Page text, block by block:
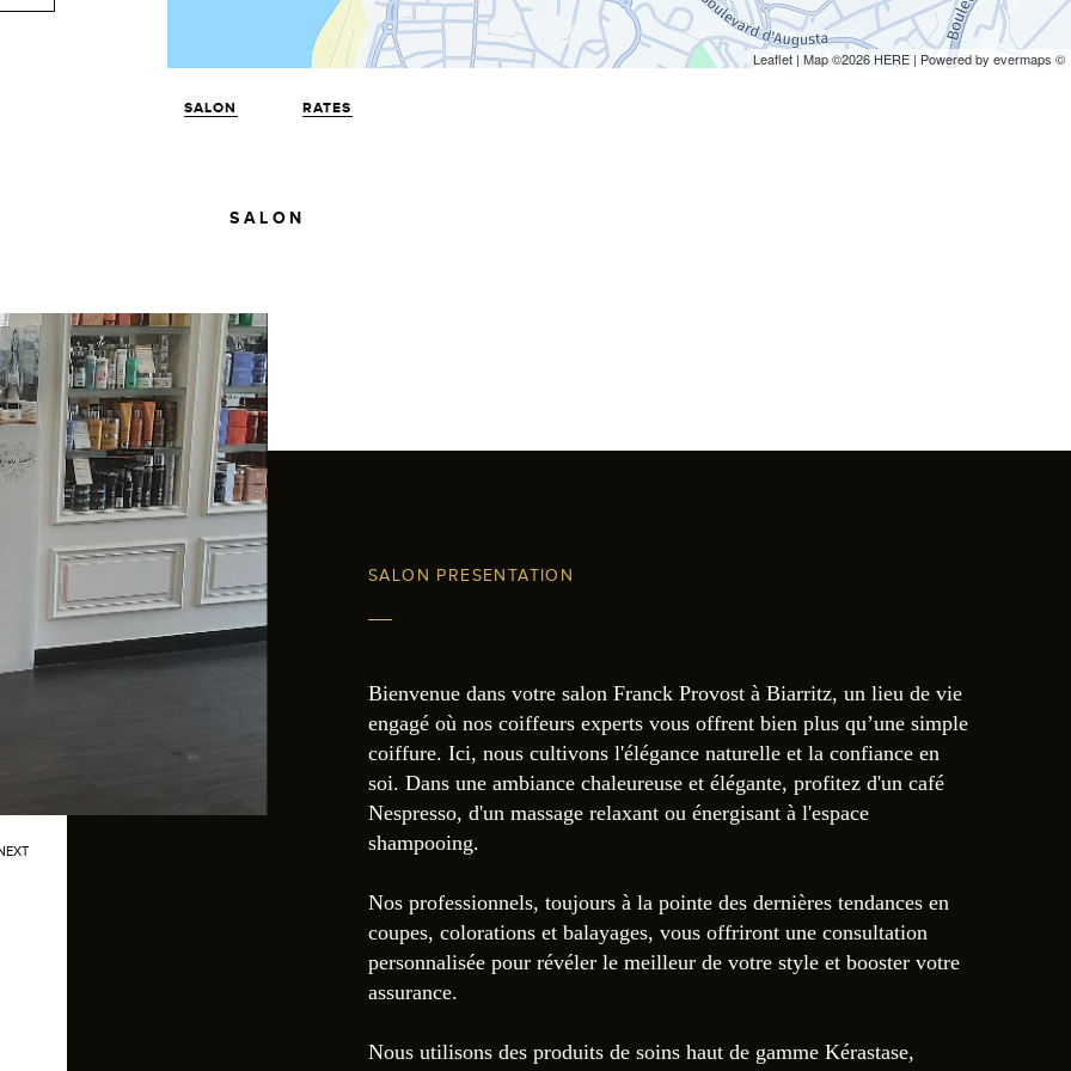
Leaflet | Map ©2026 HERE | Powered by evermaps ©
SALON RATES
SALON
SALON PRESENTATION
Bienvenue dans votre salon Franck Provost à Biarritz, un lieu de vie
engagé où nos coiffeurs experts vous offrent bien plus qu’une simple
coiffure. Ici, nous cultivons l'élégance naturelle et la confiance en
soi. Dans une ambiance chaleureuse et élégante, profitez d'un café
Nespresso, d'un massage relaxant ou énergisant à l'espace
shampooing.
Nos professionnels, toujours à la pointe des dernières tendances en
coupes, colorations et balayages, vous offriront une consultation
personnalisée pour révéler le meilleur de votre style et booster votre
assurance.
Nous utilisons des produits de soins haut de gamme Kérastase,